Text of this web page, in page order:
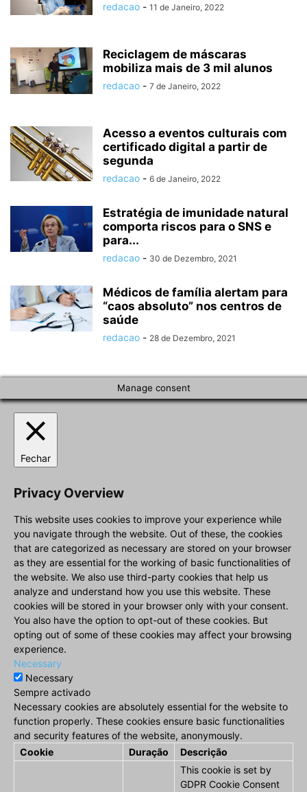
redacao - 11 de Janeiro, 2022
Reciclagem de máscaras
mobiliza mais de 3 mil alunos
redacao - 7 de Janeiro, 2022
Acesso a eventos culturais com
certificado digital a partir de
segunda
redacao - 6 de Janeiro, 2022
Estratégia de imunidade natural
comporta riscos para o SNS e
para...
redacao - 30 de Dezembro, 2021
Médicos de família alertam para
“caos absoluto” nos centros de
saúde
redacao - 28 de Dezembro, 2021
Manage consent
Fechar
Privacy Overview
This website uses cookies to improve your experience while
you navigate through the website. Out of these, the cookies
that are categorized as necessary are stored on your browser
as they are essential for the working of basic functionalities of
the website. We also use third-party cookies that help us
analyze and understand how you use this website. These
cookies will be stored in your browser only with your consent.
You also have the option to opt-out of these cookies. But
opting out of some of these cookies may affect your browsing
experience.
Necessary
Necessary
Sempre activado
Necessary cookies are absolutely essential for the website to
function properly. These cookies ensure basic functionalities
and security features of the website, anonymously.
Cookie
Duração Descrição
This cookie is set by
GDPR Cookie Consent